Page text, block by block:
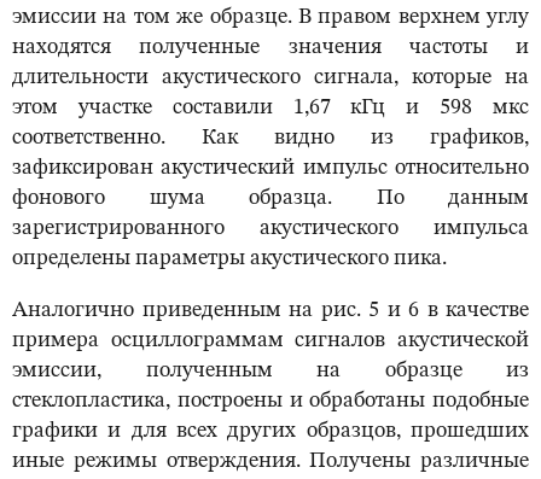
эмиссии на том же образце. В правом верхнем углу
находятся полученные значения частоты и
длительности акустического сигнала, которые на
этом участке составили 1,67 кГц и 598 мкс
соответственно. Как видно из графиков,
зафиксирован акустический импульс относительно
фонового шума образца. По данным
зарегистрированного акустического импульса
определены параметры акустического пика.
Аналогично приведенным на рис. 5 и 6 в качестве
примера осциллограммам сигналов акустической
эмиссии, полученным на образце из
стеклопластика, построены и обработаны подобные
графики и для всех других образцов, прошедших
иные режимы отверждения. Получены различные